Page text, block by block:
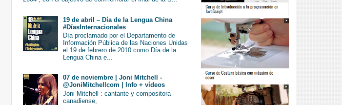
19 de abril – Día de la Lengua China
#DíasInternacionales
Día proclamado por el Departamento de
Información Pública de las Naciones Unidas
el 19 de febrero de 2010 como Día de la
Lengua China e...
07 de noviembre | Joni Mitchell -
@JoniMitchellcom | Info + vídeos
Joni Mitchell : cantante y compositora
canadiense,